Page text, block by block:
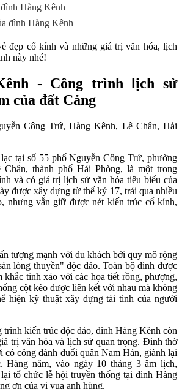
Hàng Kênh
đình Hàng Kênh
đẹp cổ kính và những giá trị văn hóa, lịch
này nhé!
- Công trình lịch sử
của đất Cảng
Công Trứ, Hàng Kênh, Lê Chân, Hải
tại số 55 phố Nguyễn Công Trứ, phường
thành phố Hải Phòng, là một trong
và có giá trị lịch sử văn hóa tiêu biểu của
được xây dựng từ thế kỷ 17, trải qua nhiều
nhưng vẫn giữ được nét kiến trúc cổ kính,
tượng mạnh với du khách bởi quy mô rộng
lòng thuyền" độc đáo. Toàn bộ đình được
khắc tinh xảo với các họa tiết rồng, phượng,
cột kèo được liên kết với nhau mà không
hiện kỹ thuật xây dựng tài tình của người
kiến trúc độc đáo, đình Hàng Kênh còn
trị văn hóa và lịch sử quan trọng. Đình thờ
có công đánh đuổi quân Nam Hán, giành lại
Hàng năm, vào ngày 10 tháng 3 âm lịch,
tổ chức lễ hội truyền thống tại đình Hàng
ơn của vị vua anh hùng.